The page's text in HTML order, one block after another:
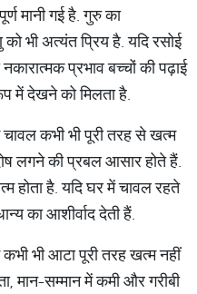
मानी गई है. गुरु का
को भी अत्यंत प्रिय है. यदि रसोई
प्रभाव बच्चों की पढ़ाई
में देखने को मिलता है.
कभी भी पूरी तरह से खत्म
लगने की प्रबल आसार होते हैं.
होता है. यदि घर में चावल रहते
का आशीर्वाद देती हैं.
भी आटा पूरी तरह खत्म नहीं
मान-सम्मान में कमी और गरीबी